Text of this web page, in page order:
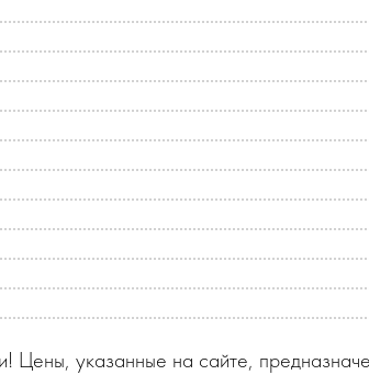
Цены, указанные на сайте,